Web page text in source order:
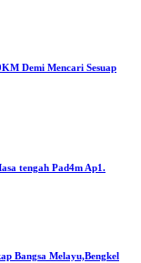
Demi Mencari Sesuap
tengah Pad4m Ap1.
Bangsa Melayu,Bengkel